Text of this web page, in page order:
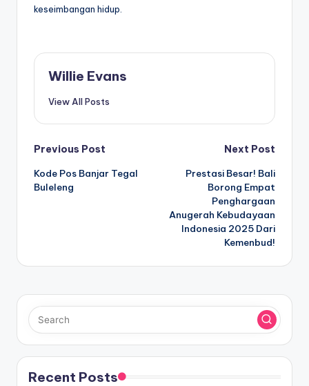
keseimbangan hidup.
Willie Evans
View All Posts
Post
navigation
Previous Post
Kode Pos Banjar Tegal
Buleleng
Next Post
Prestasi Besar! Bali
Borong Empat
Penghargaan
Anugerah Kebudayaan
Indonesia 2025 Dari
Kemenbud!
Recent Posts